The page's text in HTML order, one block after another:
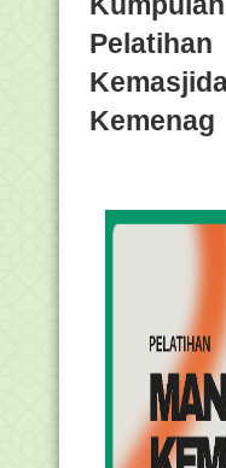
Kemenag